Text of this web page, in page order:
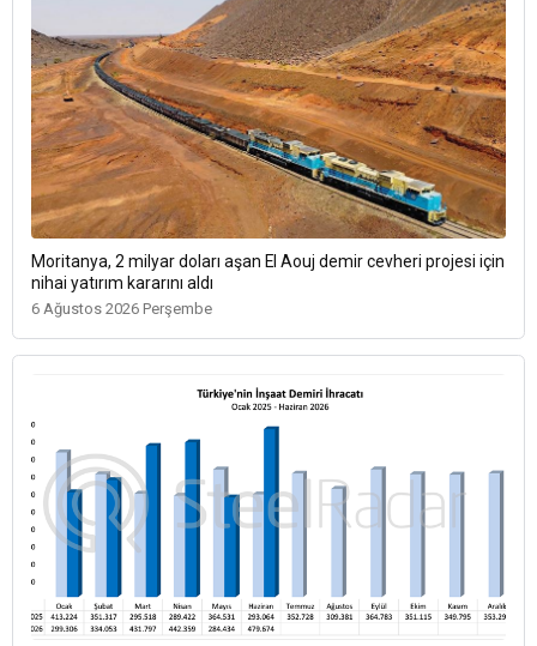
Moritanya, 2 milyar doları aşan El Aouj demir cevheri projesi için
nihai yatırım kararını aldı
6 Ağustos 2026 Perşembe